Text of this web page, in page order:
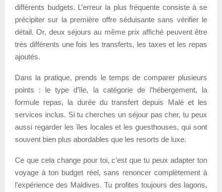
différents budgets. L’erreur la plus fréquente consiste à se
précipiter sur la première offre séduisante sans vérifier le
détail. Or, deux séjours au même prix affiché peuvent être
très différents une fois les transferts, les taxes et les repas
ajoutés.
Dans la pratique, prends le temps de comparer plusieurs
points : le type d’île, la catégorie de l’hébergement, la
formule repas, la durée du transfert depuis Malé et les
services inclus. Si tu cherches un séjour pas cher, tu peux
aussi regarder les îles locales et les guesthouses, qui sont
souvent bien plus abordables que les resorts de luxe.
Ce que cela change pour toi, c’est que tu peux adapter ton
voyage à ton budget réel, sans renoncer complètement à
l’expérience des Maldives. Tu profites toujours des lagons,